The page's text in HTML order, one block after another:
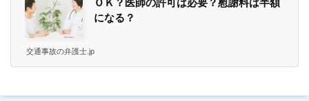
になる？
交通事故の弁護士.jp